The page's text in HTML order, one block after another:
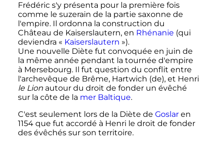
Frédéric s'y présenta pour la première fois
comme le suzerain de la partie saxonne de
l'empire. Il ordonna la construction du
Château de Kaiserslautern, en Rhénanie (qui
deviendra « Kaiserslautern »).
Une nouvelle Diète fut convoquée en juin de
la même année pendant la tournée d'empire
à Mersebourg. Il fut question du conflit entre
l'archevêque de Brême, Hartwich (de), et Henri
le Lionautour du droit de fonder un évêché
sur la côte de la mer Baltique.
C'est seulement lors de la Diète de Goslaren
1154 que fut accordé à Henri le droit de fonder
des évêchés sur son territoire.